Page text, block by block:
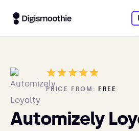
PRICE FROM: FREE
Automizely